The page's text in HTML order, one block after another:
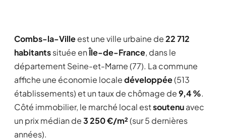
Combs-la-Villeest une ville urbaine de22 712
habitantssituée enÎle-de-France, dans le
département Seine-et-Marne (77). La commune
affiche une économie localedéveloppée(513
établissements) et un taux de chômage de9,4 %.
Côté immobilier, le marché local estsoutenuavec
un prix médian de3 250 €/m²(sur 5 dernières
années).